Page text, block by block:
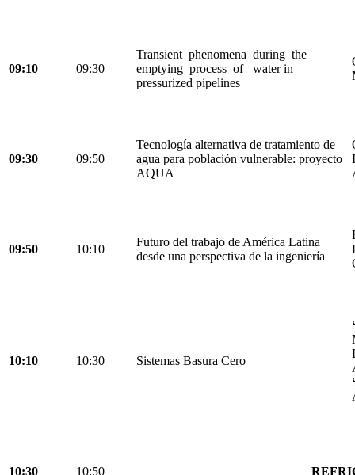
09:10 09:30
Transient phenomena during the
emptying process of water in
pressurized pipelines
09:30 09:50
Tecnología alternativa de tratamiento de
agua para población vulnerable: proyecto
AQUA
09:50 10:10
Futuro del trabajo de América Latina
desde una perspectiva de la ingeniería
10:10 10:30 Sistemas Basura Cero
10:30 10:50